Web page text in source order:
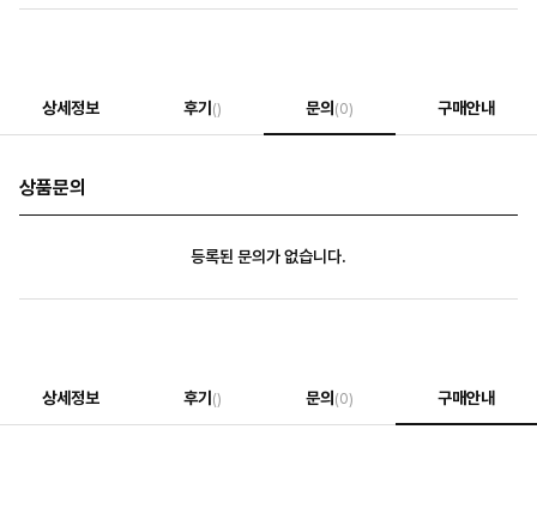
상세정보 후기 () 문의 (0) 구매안내
상품문의
등록된 문의가 없습니다.
상세정보 후기 () 문의 (0) 구매안내